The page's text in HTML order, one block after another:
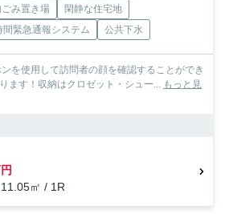
み置き場
閑静な住宅地
間緊急通報システム 公共下水
を使用して訪問者の顔を確認することができ
ます！収納はクロゼット・シュー... もっと見
㎡ / 1R